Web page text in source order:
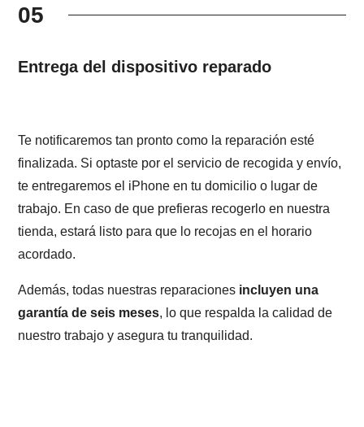
05
Entrega del dispositivo reparado
Te notificaremos tan pronto como la reparación esté
finalizada. Si optaste por el servicio de recogida y envío,
te entregaremos el iPhone en tu domicilio o lugar de
trabajo. En caso de que prefieras recogerlo en nuestra
tienda, estará listo para que lo recojas en el horario
acordado.
Además, todas nuestras reparaciones incluyen una
garantía de seis meses, lo que respalda la calidad de
nuestro trabajo y asegura tu tranquilidad.